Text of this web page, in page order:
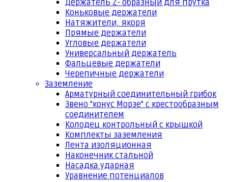
Держатель Z- образный для прутка
Коньковые держатели
Натяжители, якоря
Прямые держатели
Угловые держатели
Универсальный держатель
Фальцевые держатели
Черепичные держатели
Заземление
Арматурный соединительный грибок
Звено "конус Морзе" с крестообразным
соединителем
Колодец контрольный с крышкой
Комплекты заземления
Лента изоляционная
Наконечник стальной
Насадка ударная
Уравнение потенциалов